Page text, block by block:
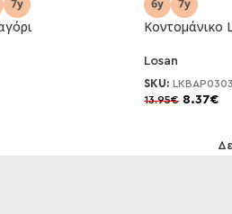
Κοντομάνικο
Losan
SKU:
13.95€ 8.37€